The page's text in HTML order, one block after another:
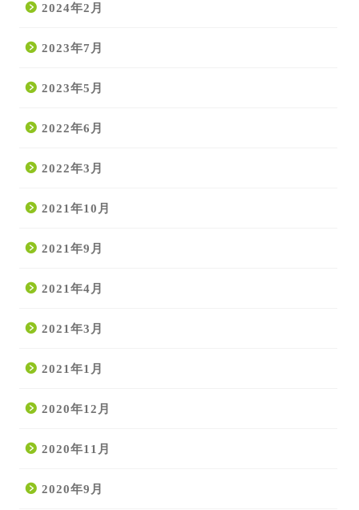
2024年2月
2023年7月
2023年5月
2022年6月
2022年3月
2021年10月
2021年9月
2021年4月
2021年3月
2021年1月
2020年12月
2020年11月
2020年9月